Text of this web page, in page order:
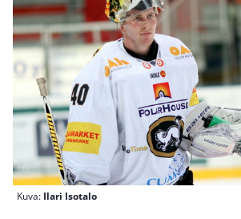
Kuva: Ilari Isotalo